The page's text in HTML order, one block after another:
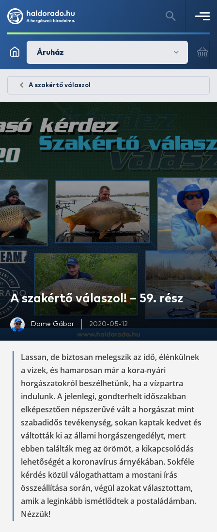
Áruház
A szakértő válaszol
A szakértő válaszol! – 59. rész
Döme Gábor 2020-05-12
Lassan, de biztosan melegszik az idő, élénkülnek
a vizek, és hamarosan már a kora-nyári
horgászatokról beszélhetünk, ha a vízpartra
indulunk. A jelenlegi, gondterhelt időszakban
elképesztően népszerűvé vált a horgászat mint
szabadidős tevékenység, sokan kaptak kedvet és
váltották ki az állami horgászengedélyt, mert
ebben találták meg az örömöt, a kikapcsolódás
lehetőségét a koronavírus árnyékában. Sokféle
kérdés közül válogathattam a mostani írás
összeállítása során, végül azokat választottam,
amik a leginkább ismétlődtek a postaládámban.
Nézzük!